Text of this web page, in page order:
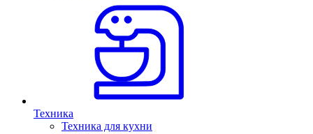
Техника
Техника для кухни